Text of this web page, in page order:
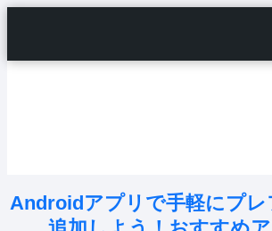
Androidアプリで手軽にプレ